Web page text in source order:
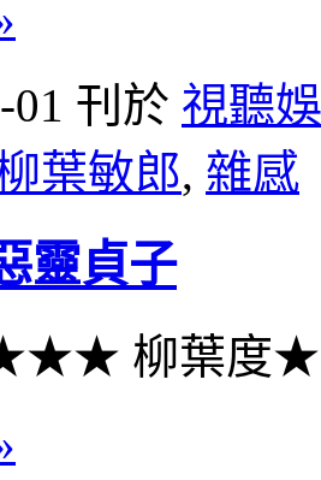
01 刊於 視聽
葉敏郎, 雜感
靈貞子
★★★ 柳葉